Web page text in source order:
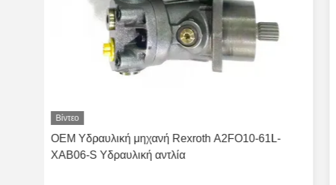
Βίντεο
OEM Υδραυλική μηχανή Rexroth A2FO10-61L-
XAB06-S Υδραυλική αντλία